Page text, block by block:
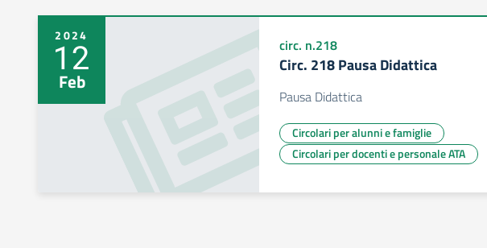
2024
12
Feb
circ. n.218
Circ. 218 Pausa Didattica
Pausa Didattica
Circolari per alunni e famiglie
Circolari per docenti e personale ATA